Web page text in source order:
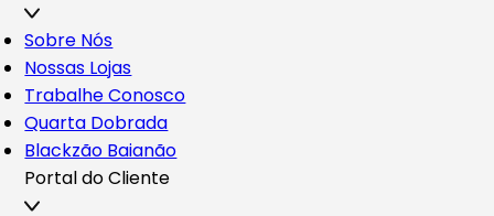
Sobre Nós
Nossas Lojas
Trabalhe Conosco
Quarta Dobrada
Blackzão Baianão
Portal do Cliente